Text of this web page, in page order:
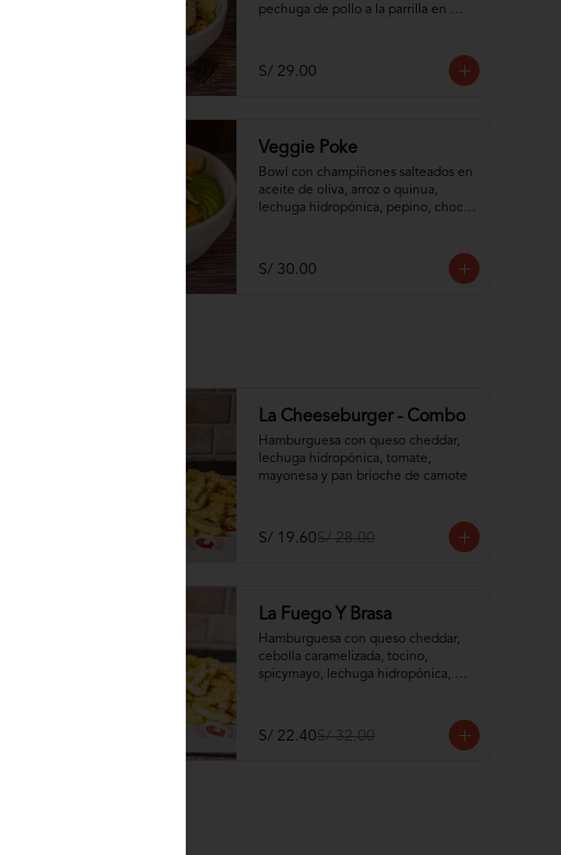
pechuga de pollo a la parrilla en
S/ 29.00
Veggie Poke
Bowl con champiñones salteados en
aceite de oliva, arroz o quinua,
lechuga hidropónica, pepino, choclo
S/ 30.00
La Cheeseburger - Combo
Hamburguesa con queso cheddar,
lechuga hidropónica, tomate,
mayonesa y pan brioche de camote
S/ 19.60S/ 28.00
La Fuego Y Brasa
Hamburguesa con queso cheddar,
cebolla caramelizada, tocino,
spicymayo, lechuga hidropónica,
S/ 22.40S/ 32.00